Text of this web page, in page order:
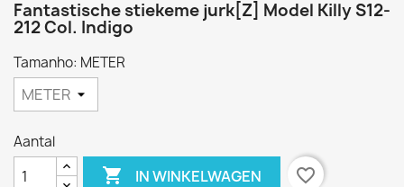
Fantastische stiekeme jurk[Z] Model Killy S12-
212 Col. Indigo
Tamanho: METER
Aantal
 IN WINKELWAGEN favorite_border